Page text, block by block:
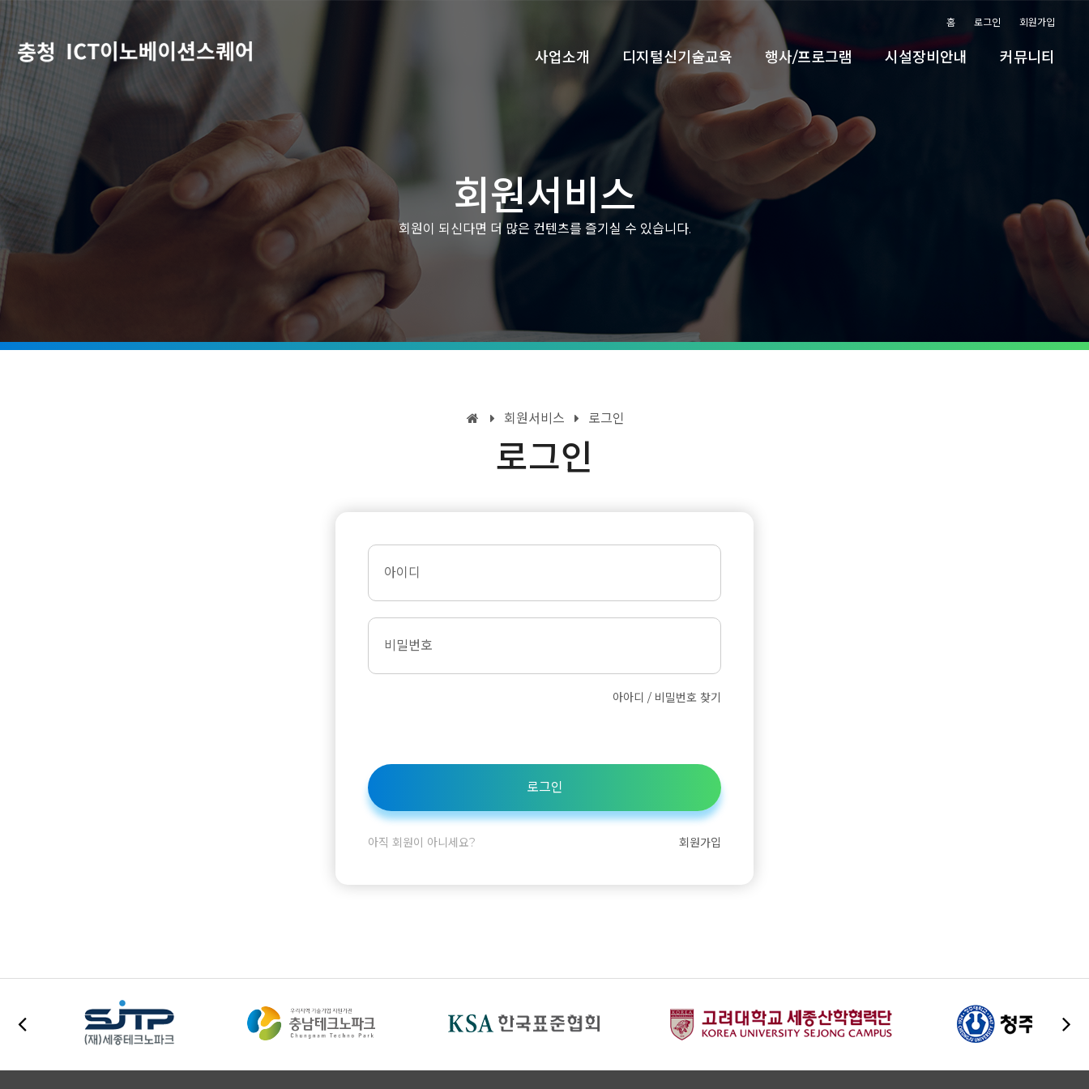
홈 로그인 회원가입
사업소개 디지털신기술교육 행사/프로그램 시설장비안내 커뮤니티
회원서비스
회원이 되신다면 더 많은 컨텐츠를 즐기실 수 있습니다.
회원서비스 로그인
로그인
아이디
비밀번호
아아디 / 비밀번호 찾기
로그인
아직 회원이 아니세요? 회원가입